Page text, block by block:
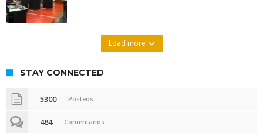
Load more
STAY CONNECTED
5300 Posteos
484 Comentarios